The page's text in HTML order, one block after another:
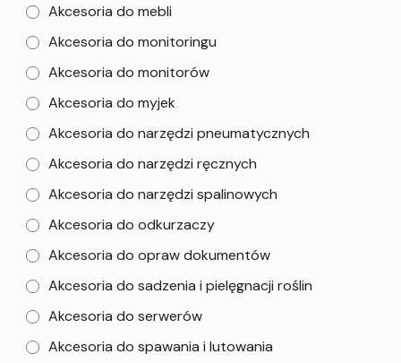
Akcesoria do mebli
Akcesoria do monitoringu
Akcesoria do monitorów
Akcesoria do myjek
Akcesoria do narzędzi pneumatycznych
Akcesoria do narzędzi ręcznych
Akcesoria do narzędzi spalinowych
Akcesoria do odkurzaczy
Akcesoria do opraw dokumentów
Akcesoria do sadzenia i pielęgnacji roślin
Akcesoria do serwerów
Akcesoria do spawania i lutowania